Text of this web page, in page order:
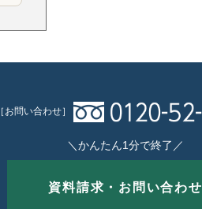
［お問い合わせ］
＼かんたん1分で終了／
資料請求・お問い合わせ